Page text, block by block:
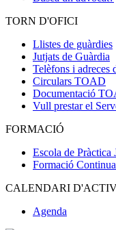
TORN D'OFICI
Llistes de guàrdies
Jutjats de Guàrdia
Telèfons i adreces
Circulars TOAD
Documentació
Vull prestar el
FORMACIÓ
Escola de Pràctica
Formació
CALENDARI
Agenda